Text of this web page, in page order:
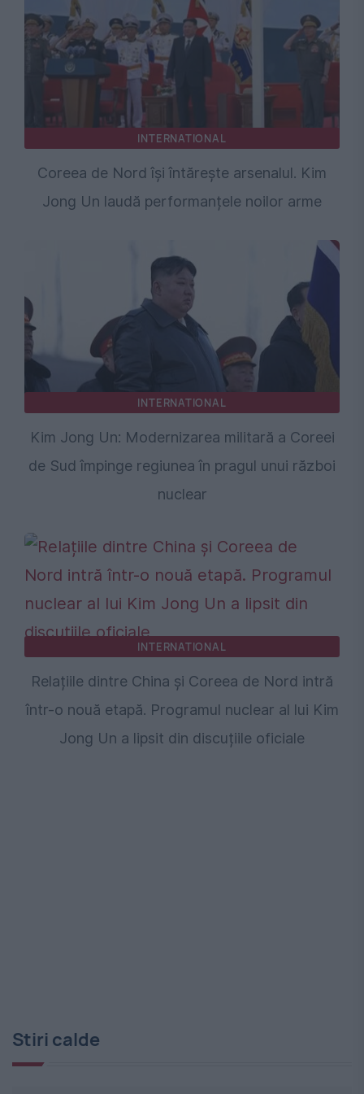
INTERNATIONAL
Coreea de Nord își întărește arsenalul. Kim
Jong Un laudă performanțele noilor arme
INTERNATIONAL
Kim Jong Un: Modernizarea militară a Coreei
de Sud împinge regiunea în pragul unui război
nuclear
INTERNATIONAL
Relațiile dintre China și Coreea de Nord intră
într-o nouă etapă. Programul nuclear al lui Kim
Jong Un a lipsit din discuțiile oficiale
Stiri calde